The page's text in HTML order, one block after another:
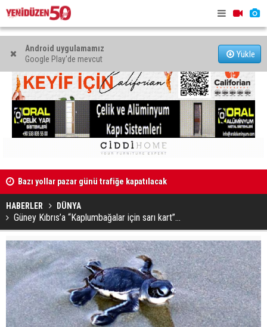
Android uygulamamız
Google Play'de mevcut
Yükle
Bazı yollar pazar günü trafiğe kapatılacak
Esnaf Kefalet Kooperatifi’nden fizyoterapistlere yatırım
destek kredisi
HABERLER DÜNYA
Güney Kıbrıs’a “Kaplumbağalar için sarı kart”…